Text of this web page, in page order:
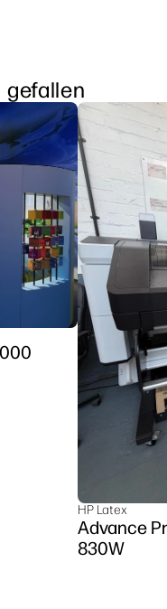
gefallen
HP Latex
Advance
830W